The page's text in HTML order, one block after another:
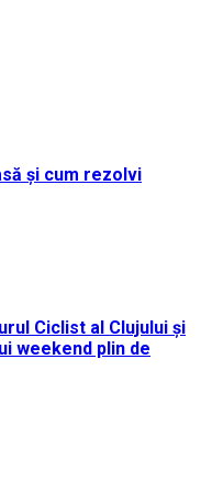
și cum rezolvi
Ciclist al Clujului și
weekend plin de